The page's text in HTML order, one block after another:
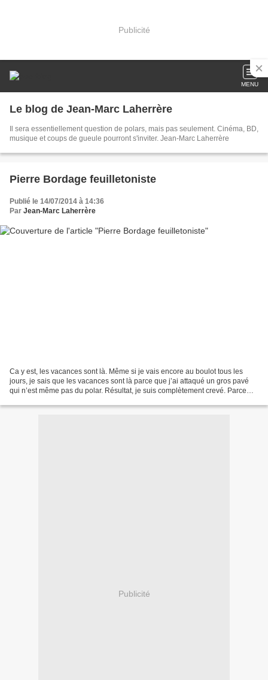
Publicité
MENU
Le blog de Jean-Marc Laherrère
Il sera essentiellement question de polars, mais pas seulement. Cinéma, BD,
musique et coups de gueule pourront s'inviter. Jean-Marc Laherrère
Pierre Bordage feuilletoniste
Publié le 14/07/2014 à 14:36
Par Jean-Marc Laherrère
Ca y est, les vacances sont là. Même si je vais encore au boulot tous les
jours, je sais que les vacances sont là parce que j’ai attaqué un gros pavé
qui n’est même pas du polar. Résultat, je suis complètement crevé. Parce
Publicité